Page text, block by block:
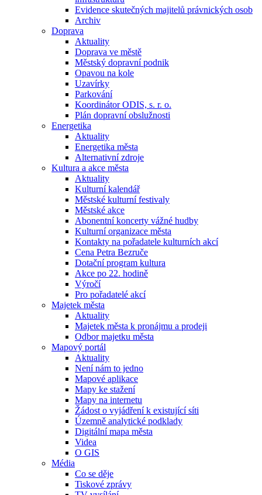
Evidence skutečných majitelů právnických osob
Archiv
Doprava
Aktuality
Doprava ve městě
Městský dopravní podnik
Opavou na kole
Uzavírky
Parkování
Koordinátor ODIS, s. r. o.
Plán dopravní obslužnosti
Energetika
Aktuality
Energetika města
Alternativní zdroje
Kultura a akce města
Aktuality
Kulturní kalendář
Městské kulturní festivaly
Městské akce
Abonentní koncerty vážné hudby
Kulturní organizace města
Kontakty na pořadatele kulturních akcí
Cena Petra Bezruče
Dotační program kultura
Akce po 22. hodině
Výročí
Pro pořadatelé akcí
Majetek města
Aktuality
Majetek města k pronájmu a prodeji
Odbor majetku města
Mapový portál
Aktuality
Není nám to jedno
Mapové aplikace
Mapy ke stažení
Mapy na internetu
Žádost o vyjádření k existující síti
Územně analytické podklady
Digitální mapa města
Videa
O GIS
Média
Co se děje
Tiskové zprávy